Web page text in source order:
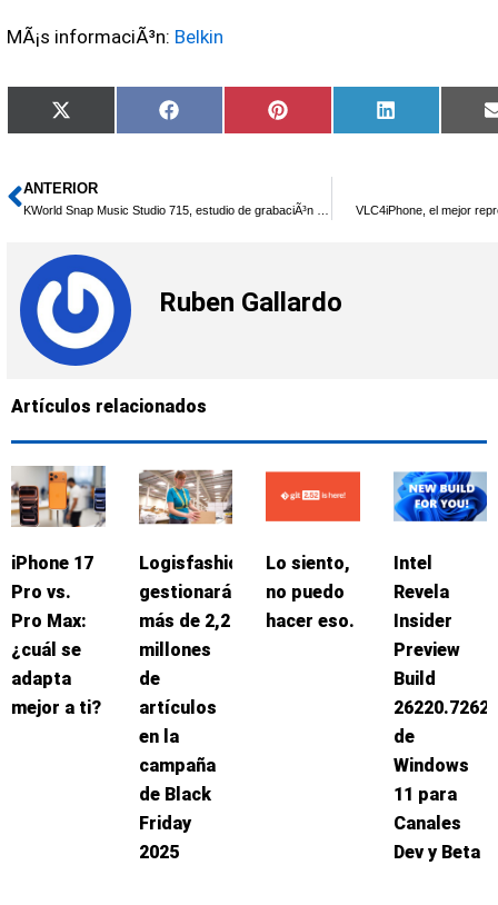
MÃ¡s informaciÃ³n: Belkin
Compartir
en
X
(Twitter)
Compartir
en
Facebook
Compartir
en
Pinterest
Compartir
en
LinkedIn
Ant
ANTERIOR
VLC4iPhone, el mejor
Ruben Gallardo
Artículos relacionados
iPhone 17
Pro vs.
Pro Max:
¿cuál se
adapta
mejor a ti?
Logisfashion
gestionará
más de 2,2
millones
de
artículos
en la
campaña
de Black
Friday
2025
Lo siento,
no puedo
hacer eso.
Intel
Revela
Insider
Preview
Build
26220.7262
de
Windows
11 para
Canales
Dev y Beta